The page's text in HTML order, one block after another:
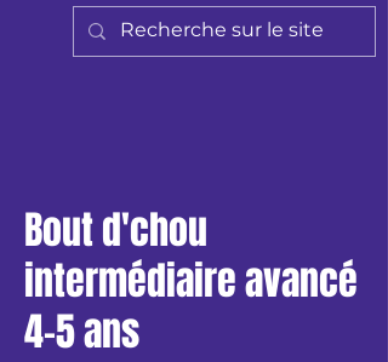
Bout d'chou
intermédiaire avancé
4-5 ans